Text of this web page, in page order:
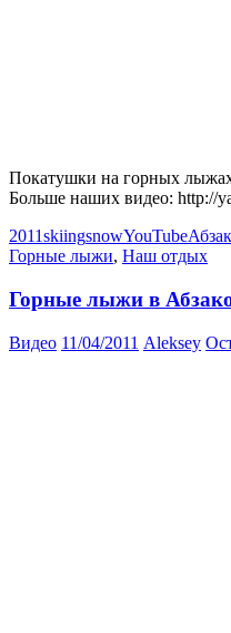
Покатушки на горных лыжах,
Больше наших видео: http://
2011skiingsnowYouTube
Горные лыжи, Наш отдых
Горные лыжи в
Видео 11/04/2011 Aleksey